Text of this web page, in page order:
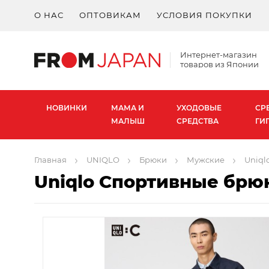
О НАС ОПТОВИКАМ УСЛОВИЯ ПОКУПКИ
Интернет-магазин
товаров из Японии
НОВИНКИ
МАМА И
МАЛЫШ
УХОДОВЫЕ
СРЕДСТВА
Главная UNIQLO Брюки Мужcкие
Uniqlo Спортивные